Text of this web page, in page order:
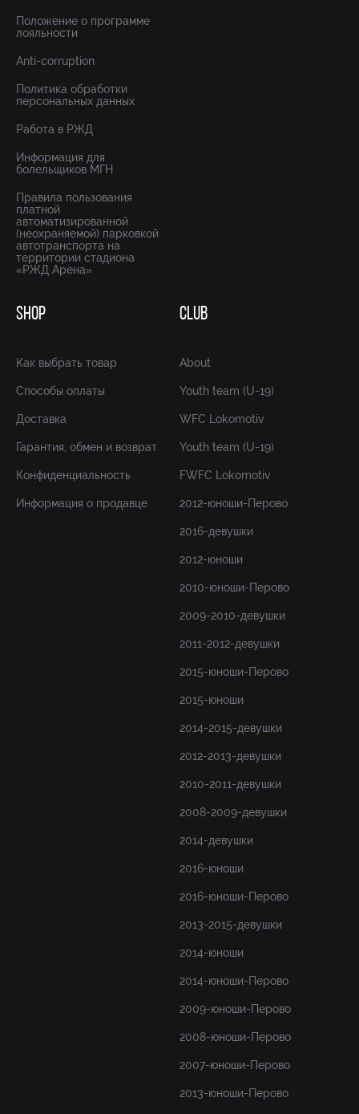
Положение о программе
лояльности
Anti-corruption
Политика обработки
персональных данных
Работа в РЖД
Информация для
болельщиков МГН
Правила пользования
платной
автоматизированной
(неохраняемой) парковкой
автотранспорта на
территории стадиона
«РЖД Арена»
SHOP
Как выбрать товар
Способы оплаты
Доставка
Гарантия, обмен и возврат
Конфиденциальность
Информация о продавце
CLUB
About
Youth team (U-19)
WFC Lokomotiv
Youth team (U-19)
FWFC Lokomotiv
2012-юноши-Перово
2016-девушки
2012-юноши
2010-юноши-Перово
2009-2010-девушки
2011-2012-девушки
2015-юноши-Перово
2015-юноши
2014-2015-девушки
2012-2013-девушки
2010-2011-девушки
2008-2009-девушки
2014-девушки
2016-юноши
2016-юноши-Перово
2013-2015-девушки
2014-юноши
2014-юноши-Перово
2009-юноши-Перово
2008-юноши-Перово
2007-юноши-Перово
2013-юноши-Перово